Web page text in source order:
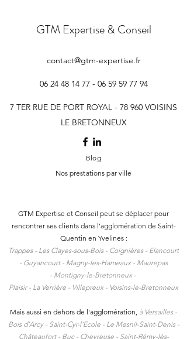
GTM Expertise & Conseil
contact@gtm-expertise.fr
06 24 48 14 77 - 06 59 5977 94
7 TER RUE DE PORT ROYAL - 78 960 VOISINS
LE BRETONNEUX
Blog
Nos prestations par ville
GTM Expertise et Conseil peut se déplacer pour
rencontrer ses clients dans l’agglomération de Saint-
Quentin en Yvelines :
Trappes - Les Clayes-sous-Bois - Coignières - Elancourt
- Guyancourt - Magny-les-Hameaux - Maurepas
- Montigny-le-Bretonneux -
Plaisir - La Verrière - Villepreux - Voisins-le-Bretonneux
Mais aussi en dehors de l'agglomération, à Versailles -
Bois d’Arcy - Saint-Cyr-l’Ecole - Le Mesnil-Saint-Denis -
Châteaufort - Buc - Chevreuse - Saint-Rémy-lès-